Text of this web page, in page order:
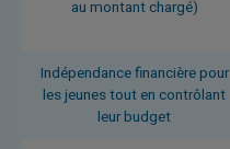
au montant chargé)
Indépendance financière pour
les jeunes tout en contrôlant
leur budget